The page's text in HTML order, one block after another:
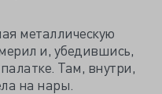
металлическую
и, убедившись,
Там, внутри,
на нары.